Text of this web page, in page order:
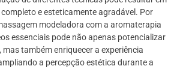
e esteticamente agradável. Por
modeladora com a aromaterapia
essenciais pode não apenas potencializar
também enriquecer a experiência
a percepção estética durante a